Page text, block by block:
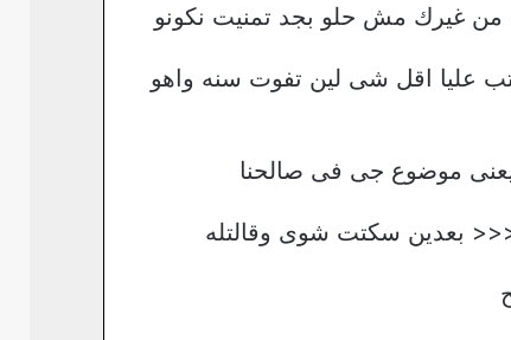
من غيرك مش حلو بجد تمنيت نكونو
عليا اقل شى لين تفوت سنه واهو
يعنى موضوع جى فى صالحنا
بعدين سكتت شوى وقالتله